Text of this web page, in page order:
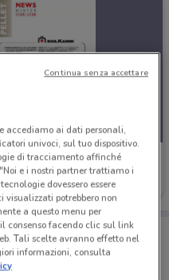
con te!
dei negozi vicino a te,
del risparmio, comodamente
accediamo ai dati personali,
univoci, sul tuo dispositivo.
di tracciamento affinché
e i nostri partner trattiamo i
dovessero essere
potrebbero non
a questo menu per
consenso facendo clic sul link
Tali scelte avranno effetto nel
informazioni, consulta
Continua senza accettare